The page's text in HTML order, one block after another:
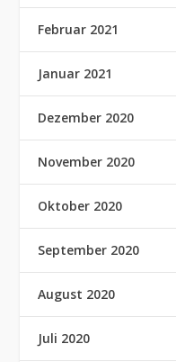
Februar 2021
Januar 2021
Dezember 2020
November 2020
Oktober 2020
September 2020
August 2020
Juli 2020